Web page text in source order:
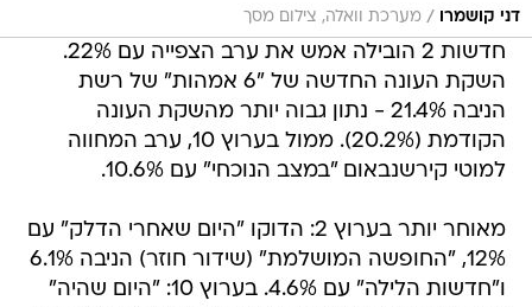
דני קושמרו / מערכת וואלה, צילום מסך
חדשות 2 הובילה אמש את ערב הצפייה עם 22%.
השקת העונה החדשה של "6 אמהות" של רשת
הניבה 21.4% - נתון גבוה יותר מהשקת העונה
הקודמת (20.2%). ממול בערוץ 10, ערב המחווה
למוטי קירשנבאום "במצב הנוכחי" עם 10.6%.
מאוחר יותר בערוץ 2: הדוקו "היום שאחרי הדלק" עם
12%, "החופשה המושלמת" (שידור חוזר) הניבה 6.1%
ו"חדשות הלילה" עם 4.6%. בערוץ 10: "היום שהיה"